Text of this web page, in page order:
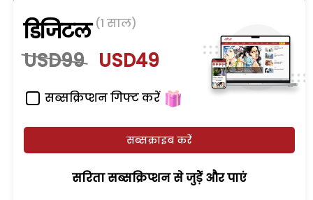
डिजिटल (1 साल)
USD99 USD49
सब्सक्रिप्शन गिफ्ट करें
सब्सक्राइब करें
सरिता सब्सक्रिप्शन से जुड़ेें और पाएं